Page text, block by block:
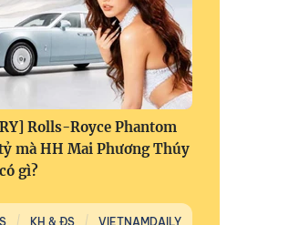
Rolls-Royce Phantom
mà HH Mai Phương Thúy
gì?
KH & ĐS VIETNAMDAILY